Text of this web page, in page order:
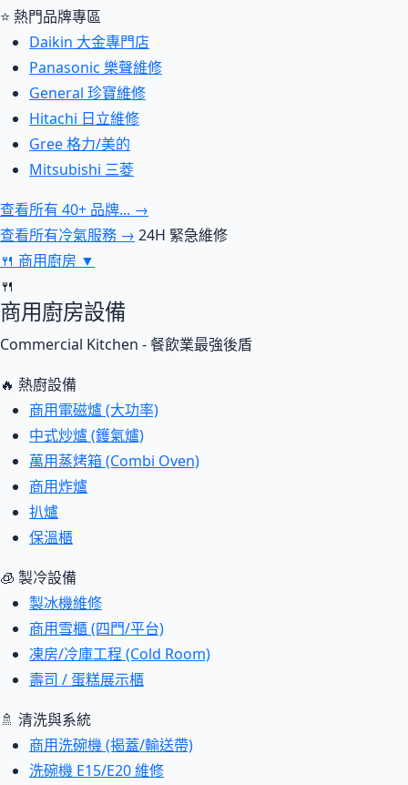
⭐ 熱門品牌專區
Daikin 大金專門店
Panasonic 樂聲維修
General 珍寶維修
Hitachi 日立維修
Gree 格力/美的
Mitsubishi 三菱
查看所有 40+ 品牌... →
查看所有冷氣服務 → 24H 緊急維修
🍴 商用廚房 ▼
🍴
商用廚房設備
Commercial Kitchen - 餐飲業最強後盾
🔥 熱廚設備
商用電磁爐 (大功率)
中式炒爐 (鑊氣爐)
萬用蒸烤箱 (Combi Oven)
商用炸爐
扒爐
保溫櫃
🧊 製冷設備
製冰機維修
商用雪櫃 (四門/平台)
凍房/冷庫工程 (Cold Room)
壽司 / 蛋糕展示櫃
🚿 清洗與系統
商用洗碗機 (揭蓋/輸送帶)
洗碗機 E15/E20 維修